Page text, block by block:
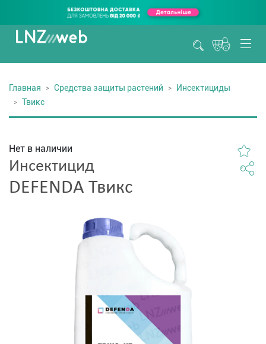
Главная Средства защиты растений
Инсектициды
Твикс
Нет в наличии
Инсектицид
DEFENDA Твикс